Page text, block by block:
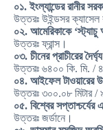
০১. ইংল্যান্ডের রানীর
উত্তরঃ উইন্ডসর ক্যাসেল
০২. আমেরিকাকে ‘স্ট্যাচু
উত্তরঃ ফ্রান্স।
০৩. চীনের প্রাচীরের
উত্তরঃ ৬৪০০ কি. মি. /
০৪. আইফেল টাওয়ারের
উত্তরঃ ৩০০.০৮ মিটার
০৫. বিশ্বের
উত্তরঃ জর্ডানে।